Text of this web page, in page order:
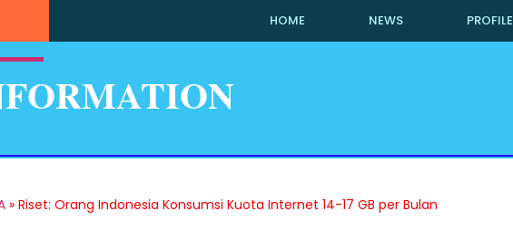
HOME NEWS PROFILE
» Riset: Orang Indonesia Konsumsi Kuota Internet 14-17 GB per Bulan